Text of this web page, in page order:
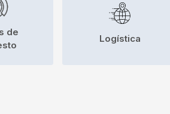
de
Logística